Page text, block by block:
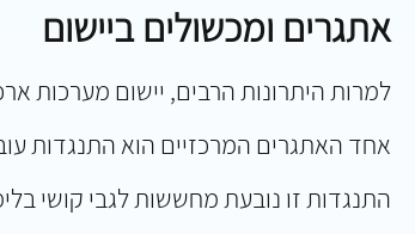
אתגרים ומכשולים ביישום
למרות היתרונות הרבים, יישום מערכות
אחד האתגרים המרכזיים הוא התנגדות
התנגדות זו נובעת מחששות לגבי קושי